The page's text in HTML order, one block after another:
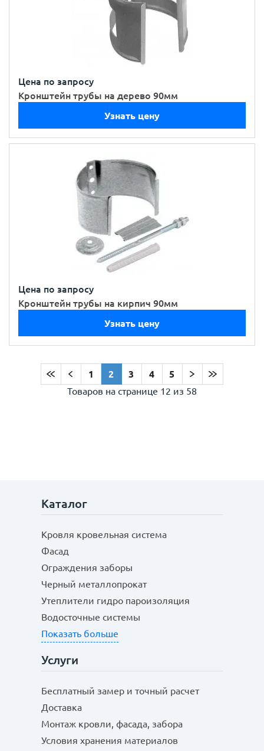
Цена по запросу
Кронштейн трубы на дерево 90мм
Узнать цену
Цена по запросу
Кронштейн трубы на кирпич 90мм
Узнать цену
1 2 3 4
5
Товаров на странице 12 из 58
Каталог
Кровля кровельная система
Фасад
Ограждения заборы
Черный металлопрокат
Утеплители гидро пароизоляция
Водосточные системы
Показать больше
Услуги
Бесплатный замер и точный расчет
Доставка
Монтаж кровли, фасада, забора
Условия хранения материалов